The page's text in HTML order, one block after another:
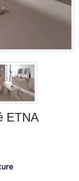
ETNA